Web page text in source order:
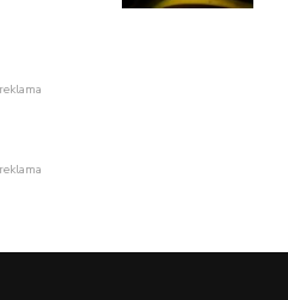
reklama
reklama